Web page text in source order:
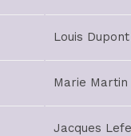
Louis Dupont
Marie Martin
Jacques